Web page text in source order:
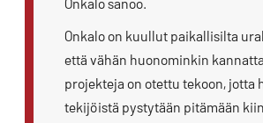
Onkalo on kuullut paikallisilta
että vähän huonominkin
projekteja on otettu tekoon, jotta
tekijöistä pystytään pitämään